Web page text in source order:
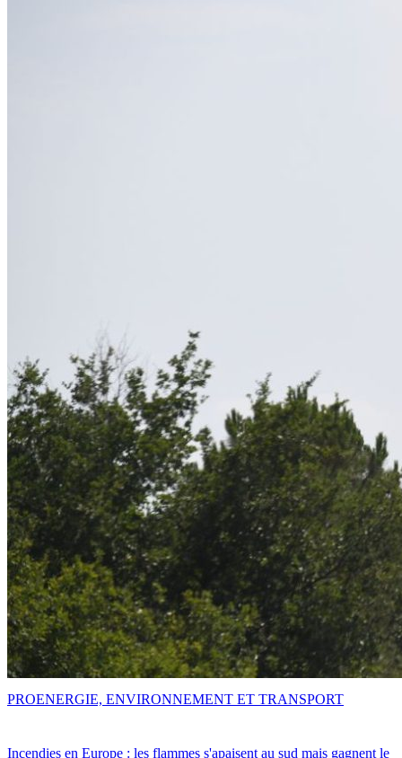
Incendies en Europe : les flammes s'apaisent au sud mais gagnent le
PROENERGIE, ENVIRONNEMENT ET TRANSPORT